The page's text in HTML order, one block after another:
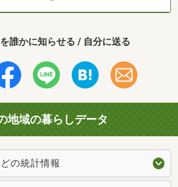
誰かに知らせる / 自分に送る
地域の暮らしデータ
の統計情報